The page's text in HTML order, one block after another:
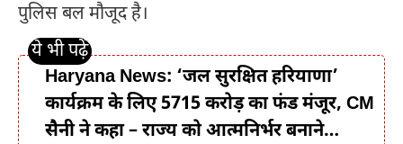
पुलिस बल मौजूद है।
Haryana News: ‘जल सुरक्षित हरियाणा’
कार्यक्रम के लिए 5715 करोड़ का फंड मंजूर, CM
सैनी ने कहा – राज्य को आत्मनिर्भर बनाने…